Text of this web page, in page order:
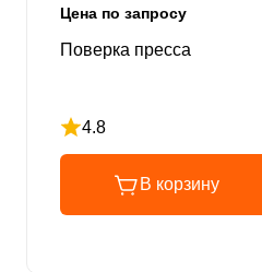
Цена по запросу
Поверка пресса
4.8
Рейтинг 4.8 из 5
В корзину